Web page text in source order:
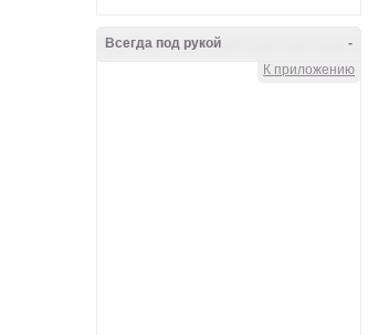
-
Всегда под рукой
К приложению